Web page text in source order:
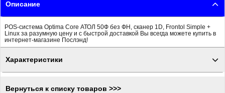
Описание
POS-система Optima Core АТОЛ 50Ф без ФН, сканер 1D, Frontol Simple +
Linux за разумную цену и с быстрой доставкой Вы всегда можете купить в
интернет-магазине Послэнд!
Характеристики
Вернуться к списку товаров >>>